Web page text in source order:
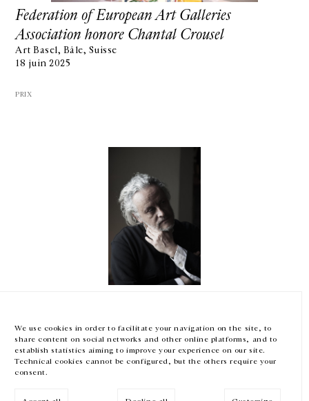
We use cookies in order to facilitate your navigation on the site, to
share content on social networks and other online platforms, and to
establish statistics aiming to improve your experience on our site.
Technical cookies cannot be configured, but the others require your
consent.
Federation of European Art Galleries
Association honore Chantal Crousel
Art Basel, Bâle, Suisse
18 juin 2025
PRIX
Ambassade Française de Mexico, Mexique
30 janvier 2025
PRIX
10 RUE CHARLOT, 75003 PARIS
EN FR 中文 Facebook Instagram
Inscrivez-vous à notre newsletter